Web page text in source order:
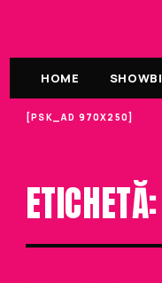
HOME
[PSK_AD 970X250]